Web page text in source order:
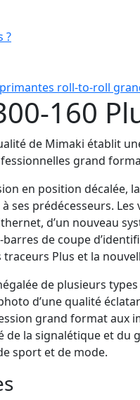
?
roll-to-roll
160
de Mimaki établit
grand
en position décalée,
ses prédécesseurs. Les
d’un nouveau
barres de coupe
Plus et la
de plusieurs types
d’une qualité
grand format aux
de la signalétique et du
sport et de mode.